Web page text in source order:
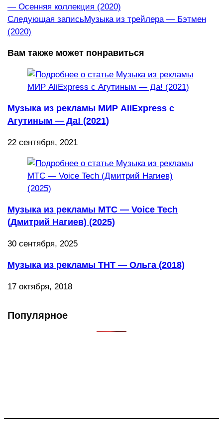
статьи
— Осенняя коллекция (2020)
Следующая записьМузыка из трейлера — Бэтмен
(2020)
Вам также может понравиться
Музыка из рекламы МИР AliExpress с
Агутиным — Да! (2021)
22 сентября, 2021
Музыка из рекламы МТС — Voice Tech
(Дмитрий Нагиев) (2025)
30 сентября, 2025
Музыка из рекламы ТНТ — Ольга (2018)
17 октября, 2018
Популярное